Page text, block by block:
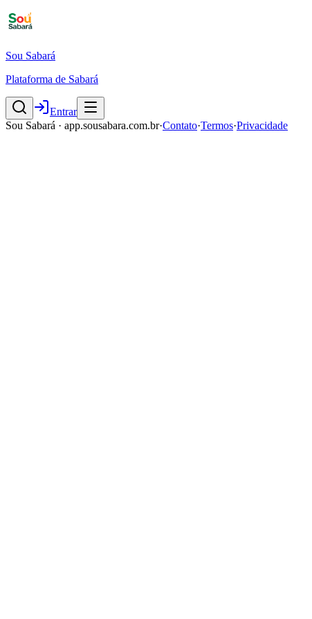
Sou Sabará
Plataforma de Sabará
Entrar
Sou Sabará · app.sousabara.com.br·Contato·Termos·Privacidade